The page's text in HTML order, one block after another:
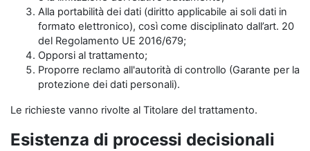
Alla portabilità dei dati (diritto applicabile ai soli dati in
formato elettronico), così come disciplinato dall’art. 20
del Regolamento UE 2016/679;
Opporsi al trattamento;
Proporre reclamo all'autorità di controllo (Garante per la
protezione dei dati personali).
Le richieste vanno rivolte al Titolare del trattamento.
Esistenza di processi decisionali